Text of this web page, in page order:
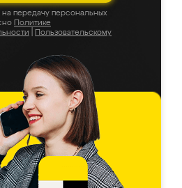
передачу персональных
Политике
Пользовательскому